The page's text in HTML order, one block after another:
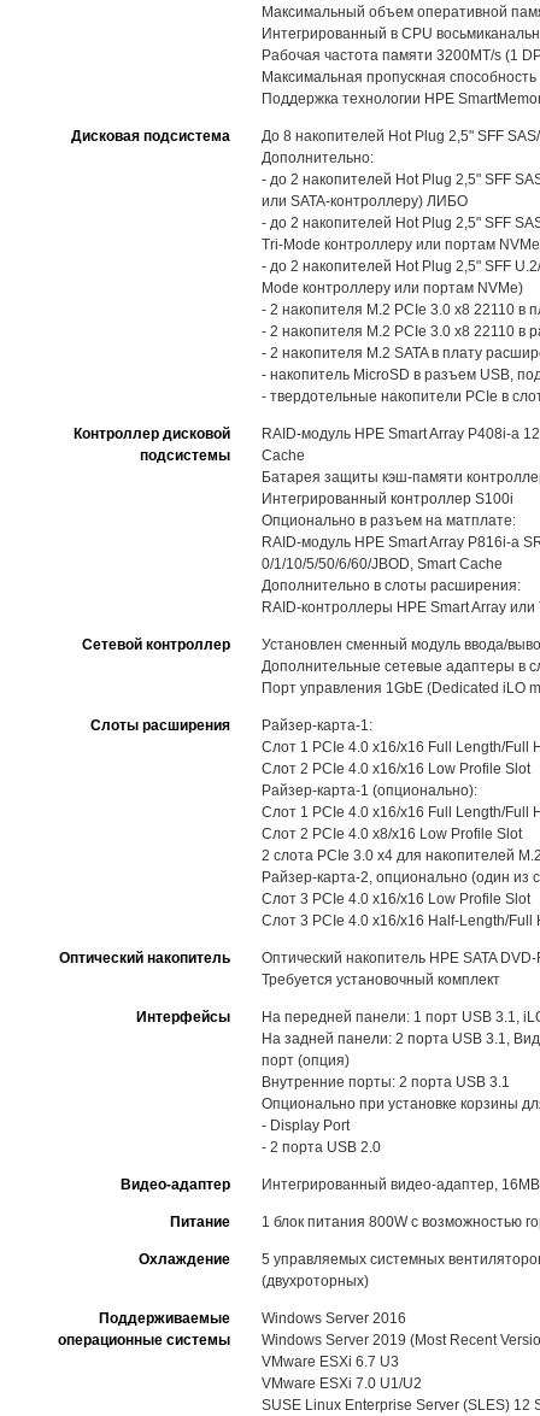
Максимальный объем оперативной
Интегрированный в CPU
Рабочая частота памяти 3200MT/s (1
Максимальная пропускная
Поддержка технологии HPE
Дисковая подсистема
До 8 накопителей Hot Plug 2,5" SFF
Дополнительно:
- до 2 накопителей Hot Plug 2,5" SFF
или SATA-контроллеру) ЛИБО
- до 2 накопителей Hot Plug 2,5" SFF
Tri-Mode контроллеру или портам
- до 2 накопителей Hot Plug 2,5" SFF
Mode контроллеру или портам NVMe)
- 2 накопителя M.2 PCIe 3.0 x8 22110 в
- 2 накопителя M.2 PCIe 3.0 x8 22110 в
- 2 накопителя M.2 SATA в плату
- накопитель MicroSD в разъем USB,
- твердотельные накопители PCIe в
Контроллер дисковой
подсистемы
RAID-модуль HPE Smart Array P408i-a
Cache
Батарея защиты кэш-памяти
Интегрированный контроллер S100i
Опционально в разъем на матплате:
RAID-модуль HPE Smart Array P816i-a
0/1/10/5/50/6/60/JBOD, Smart Cache
Дополнительно в слоты расширения:
RAID-контроллеры HPE Smart Array
Сетевой контроллер
Установлен сменный модуль ввода/
Дополнительные сетевые адаптеры в
Порт управления 1GbE (Dedicated iLO
Слоты расширения
Райзер-карта-1:
Слот 1 PCIe 4.0 x16/x16 Full Length/Full
Слот 2 PCIe 4.0 x16/x16 Low Profile Slot
Райзер-карта-1 (опционально):
Слот 1 PCIe 4.0 x16/x16 Full Length/Full
Слот 2 PCIe 4.0 x8/x16 Low Profile Slot
2 слота PCIe 3.0 x4 для накопителей
Райзер-карта-2, опционально (один из
Слот 3 PCIe 4.0 x16/x16 Low Profile Slot
Слот 3 PCIe 4.0 x16/x16 Half-Length/
Оптический накопитель
Оптический накопитель HPE SATA
Требуется установочный комплект
Интерфейсы
На передней панели: 1 порт USB 3.1,
На задней панели: 2 порта USB 3.1,
порт (опция)
Внутренние порты: 2 порта USB 3.1
Опционально при установке корзины
- Display Port
- 2 порта USB 2.0
Видео-адаптер Интегрированный видео-адаптер,
Питание 1 блок питания 800W с возможностью
Охлаждение
5 управляемых системных
(двухроторных)
Поддерживаемые
операционные системы
Windows Server 2016
Windows Server 2019 (Most Recent
VMware ESXi 6.7 U3
VMware ESXi 7.0 U1/U2
SUSE Linux Enterprise Server (SLES) 12